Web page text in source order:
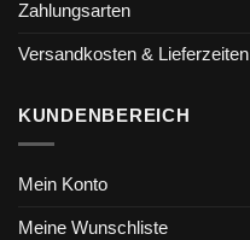
Zahlungsarten
Versandkosten & Lieferzeiten
KUNDENBEREICH
Mein Konto
Meine Wunschliste